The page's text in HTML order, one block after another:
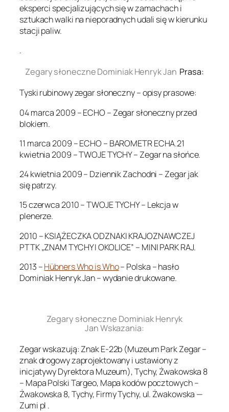
eksperci specjalizujących się w zamachach i
sztukach walki na nieporadnych udali się w kierunku
stacji paliw.
.
Zegary słoneczne Dominiak Henryk Jan Prasa:
Tyski rubinowy zegar słoneczny – opisy prasowe:
04 marca 2009 – ECHO – Zegar słoneczny przed
blokiem.
11 marca 2009 – ECHO – BAROMETR ECHA.21
kwietnia 2009 – TWOJE TYCHY – Zegar na słońce.
24 kwietnia 2009 – Dziennik Zachodni – Zegar jak
się patrzy.
15 czerwca 2010 – TWOJE TYCHY – Lekcja w
plenerze.
2010 – KSIĄŻECZKA ODZNAKI KRAJOZNAWCZEJ
PTTK „ZNAM TYCHY I OKOLICE” – MINI PARK RAJ.
2013 –Hübners Who is Who– Polska – hasło
Dominiak Henryk Jan – wydanie drukowane.
Zegary słoneczne Dominiak Henryk
Jan Wskazania:
Zegar wskazują: Znak E-22b (Muzeum Park Zegar –
znak drogowy zaprojektowany i ustawiony z
inicjatywy Dyrektora Muzeum), Tychy, Żwakowska 8
– Mapa Polski Targeo, Mapa kodów pocztowych –
Żwakowska 8, Tychy, Firmy Tychy, ul. Żwakowska —
Zumi pl .